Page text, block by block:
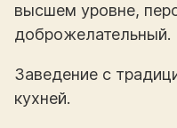
высшем уровне,
доброжелательный.
Заведение с
кухней.